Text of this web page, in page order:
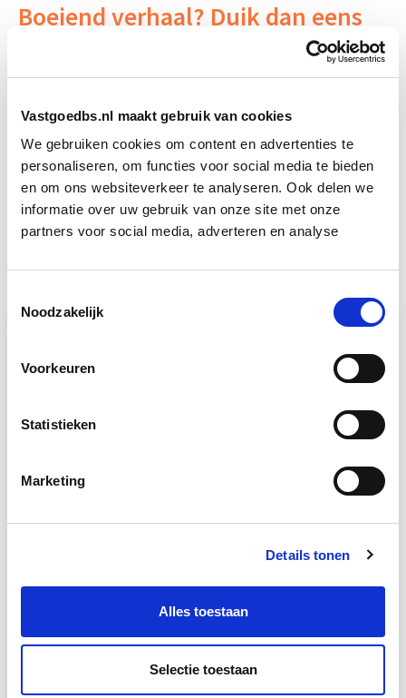
Vastgoedbs.nl maakt gebruik van cookies
We gebruiken cookies om content en advertenties te
personaliseren, om functies voor social media te bieden
en om ons websiteverkeer te analyseren. Ook delen we
informatie over uw gebruik van onze site met onze
partners voor social media, adverteren en analyse
Noodzakelijk
Voorkeuren
Statistieken
Marketing
Details tonen
Alles toestaan
Selectie toestaan
Boeiend verhaal? Duik dan eens
Persoonlijk Leiderschap: Effectief
Leidinggeven & Communiceren
Start di
Communicatie & Conflicthantering
en soft-skills' als projectleider/manager te
ontwikkelen. De principes van PRINCE2, Lean en
DISC worden geboden… Lees verder
Utrecht
4 uur per week
Eerstvolgende startdatum